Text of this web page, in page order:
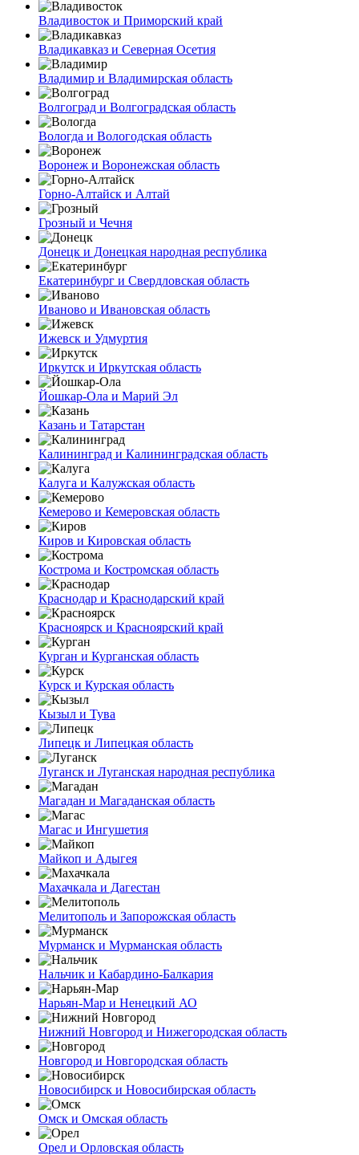
Владивосток и Приморский край
Владикавказ и Северная Осетия
Владимир и Владимирская область
Волгоград и Волгоградская область
Вологда и Вологодская область
Воронеж и Воронежская область
Горно-Алтайск и Алтай
Грозный и Чечня
Донецк и Донецкая народная республика
Екатеринбург и Свердловская область
Иваново и Ивановская область
Ижевск и Удмуртия
Иркутск и Иркутская область
Йошкар-Ола и Марий Эл
Казань и Татарстан
Калининград и Калининградская область
Калуга и Калужская область
Кемерово и Кемеровская область
Киров и Кировская область
Кострома и Костромская область
Краснодар и Краснодарский край
Красноярск и Красноярский край
Курган и Курганская область
Курск и Курская область
Кызыл и Тува
Липецк и Липецкая область
Луганск и Луганская народная республика
Магадан и Магаданская область
Магас и Ингушетия
Майкоп и Адыгея
Махачкала и Дагестан
Мелитополь и Запорожская область
Мурманск и Мурманская область
Нальчик и Кабардино-Балкария
Нарьян-Мар и Ненецкий АО
Нижний Новгород и Нижегородская область
Новгород и Новгородская область
Новосибирск и Новосибирская область
Омск и Омская область
Орел и Орловская область